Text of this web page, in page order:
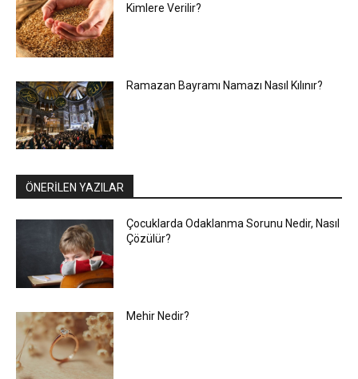
Kimlere Verilir?
Ramazan Bayramı Namazı Nasıl Kılınır?
ÖNERİLEN YAZILAR
Çocuklarda Odaklanma Sorunu Nedir, Nasıl
Çözülür?
Mehir Nedir?